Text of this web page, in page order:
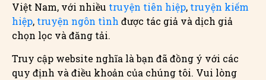
Việt Nam, với nhiều truyện tiên hiệp, truyện kiếm
hiệp, truyện ngôn tình được tác giả và dịch giả
chọn lọc và đăng tải.
Truy cập website nghĩa là bạn đã đồng ý với các
quy định và điều khoản của chúng tôi. Vui lòng